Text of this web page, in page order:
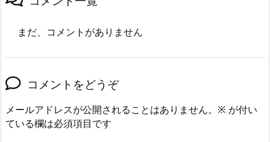
まだ、コメントがありません
コメントをどうぞ
メールアドレスが公開されることはありません。 ※ が付い
ている欄は必須項目です